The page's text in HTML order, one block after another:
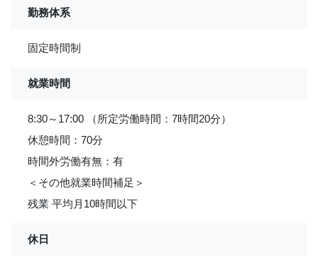
勤務体系
固定時間制
就業時間
8:30～17:00 （所定労働時間：7時間20分）
休憩時間：70分
時間外労働有無：有
＜その他就業時間補足＞
残業 平均月10時間以下
休日